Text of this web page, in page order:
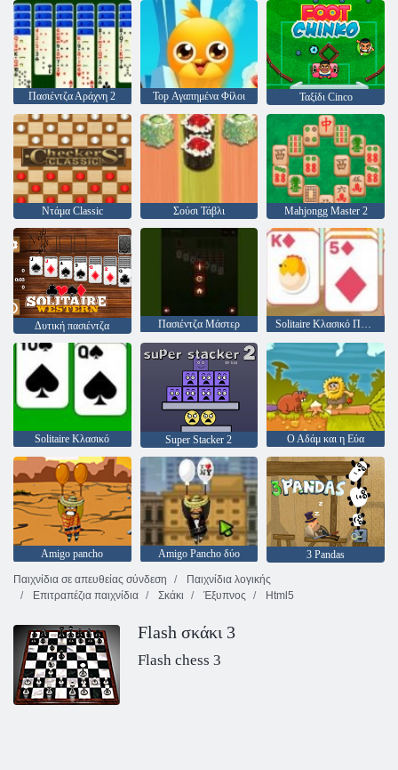
Πασιέντζα Αράχνη 2 Top Αγαπημένα Φίλοι Ταξίδι Cinco
Ντάμα Classic Σούσι Τάβλι Mahjongg Master 2
Δυτική πασιέντζα Πασιέντζα Μάστερ Solitaire Κλασικό Πάσχα
Solitaire Κλασικό Super Stacker 2 Ο Αδάμ και η Εύα
Amigo pancho Amigo Pancho δύο
3 Pandas
Παιχνίδια σε απευθείας σύνδεση
Παιχνίδια λογικής
Επιτραπέζια παιχνίδια
Σκάκι Έξυπνος Html5
Flash σκάκι 3
Flash chess 3